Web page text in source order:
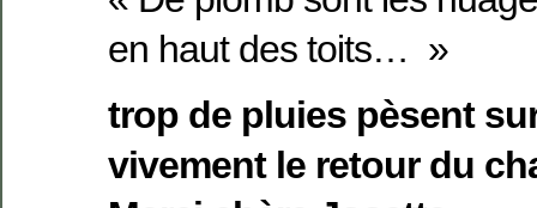
en haut des toits… »
trop de pluies pèsent
vivement le retour du